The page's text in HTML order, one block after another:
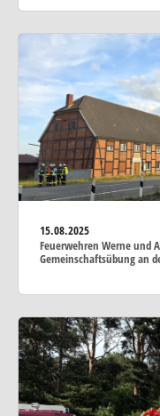
15.08.2025
Feuerwehren Werne und
Gemeinschaftsübung an